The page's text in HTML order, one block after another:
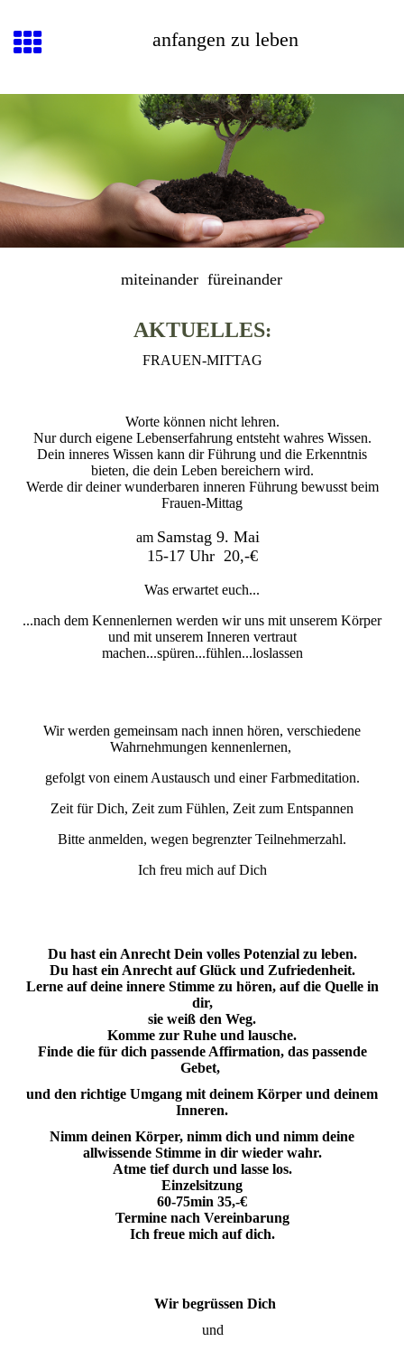
anfangen zu leben
miteinander füreinander
AKTUELLES:
FRAUEN-MITTAG
Worte können nicht lehren.
Nur durch eigene Lebenserfahrung entsteht wahres Wissen.
Dein inneres Wissen kann dir Führung und die Erkenntnis
bieten, die dein Leben bereichern wird.
Werde dir deiner wunderbaren inneren Führung bewusst beim
Frauen-Mittag
am Samstag 9. Mai
15-17 Uhr 20,-€
Was erwartet euch...
...nach dem Kennenlernen werden wir uns mit unserem Körper
und mit unserem Inneren vertraut
machen...spüren...fühlen...loslassen
Wir werden gemeinsam nach innen hören, verschiedene
Wahrnehmungen kennenlernen,
gefolgt von einem Austausch und einer Farbmeditation.
Zeit für Dich, Zeit zum Fühlen, Zeit zum Entspannen
Bitte anmelden, wegen begrenzter Teilnehmerzahl.
Ich freu mich auf Dich
Du hast ein Anrecht Dein volles Potenzial zu leben.
Du hast ein Anrecht auf Glück und Zufriedenheit.
Lerne auf deine innere Stimme zu hören, auf die Quelle in
dir,
sie weiß den Weg.
Komme zur Ruhe und lausche.
Finde die für dich passende Affirmation, das passende
Gebet,
und den richtige Umgang mit deinem Körper und deinem
Inneren.
Nimm deinen Körper, nimm dich und nimm deine
allwissende Stimme in dir wieder wahr.
Atme tief durch und lasse los.
Einzelsitzung
60-75min 35,-€
Termine nach Vereinbarung
Ich freue mich auf dich.
Wir begrüssen Dich
und